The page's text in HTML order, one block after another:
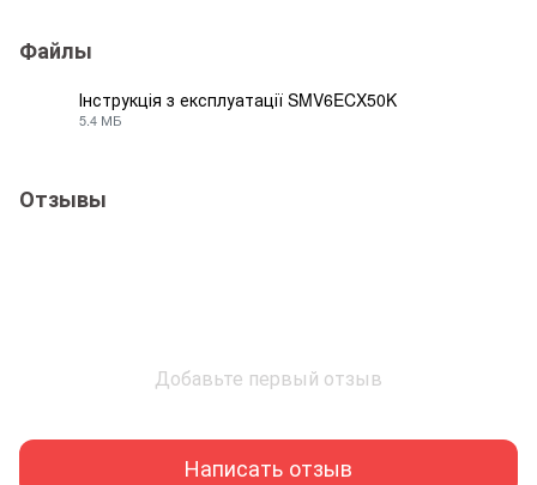
Файлы
Інструкція з експлуатації SMV6ECX50K
5.4 МБ
Отзывы
Добавьте первый отзыв
Написать отзыв